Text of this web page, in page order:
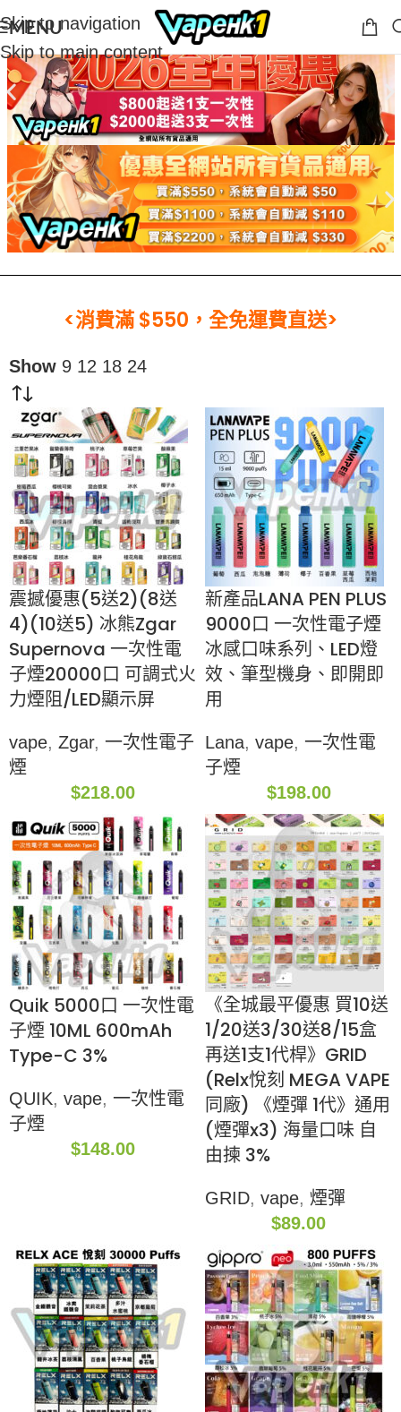
Skip to navigation
Skip to main content
MENU
<消費滿 $550，全免運費直送>
Show 9 12 18 24
震撼優惠(5送2)(8送
4)(10送5) 冰熊Zgar
Supernova 一次性電
子煙20000口 可調式火
力煙阻/LED顯示屏
vape, Zgar, 一次性電子
煙
$218.00
新產品LANA PEN PLUS
9000口 一次性電子煙
冰感口味系列、LED燈
效、筆型機身、即開即
用
Lana, vape, 一次性電
子煙
$198.00
Quik 5000口 一次性電
子煙 10ML 600mAh
Type-C 3%
QUIK, vape, 一次性電
子煙
$148.00
《全城最平優惠 買10送
1/20送3/30送8/15盒
再送1支1代桿》GRID
(Relx悅刻 MEGA VAPE
同廠) 《煙彈 1代》通用
(煙彈x3) 海量口味 自
由揀 3%
GRID, vape, 煙彈
$89.00